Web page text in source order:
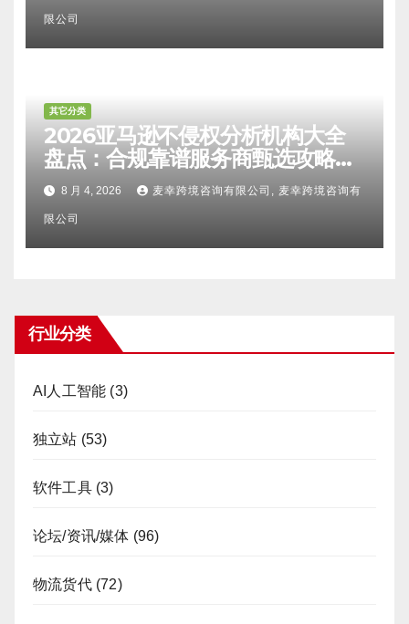
限公司
其它分类
2026亚马逊不侵权分析机构大全
盘点：合规靠谱服务商甄选攻略、
避坑FAQ及标杆机构实力详解
8 月 4, 2026 麦幸跨境咨询有限公司, 麦幸跨境咨询有
限公司
行业分类
AI人工智能 (3)
独立站 (53)
软件工具(3)
论坛/资讯/媒体 (96)
物流货代(72)